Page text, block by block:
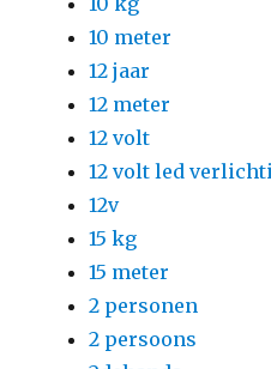
10 meter
12 jaar
12 meter
12 volt
12 volt led
12v
15 kg
15 meter
2 personen
2 persoons